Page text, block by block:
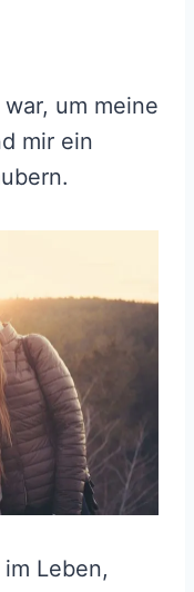
um meine
mir ein
Leben,